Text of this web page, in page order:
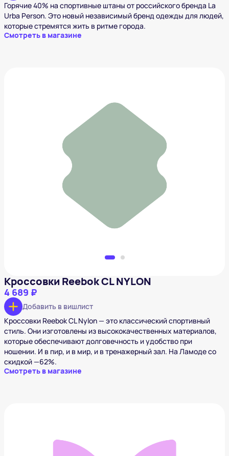
Горячие 40% на спортивные штаны от российского бренда La
Urba Person. Это новый независимый бренд одежды для людей,
которые стремятся жить в ритме города.
Смотреть в магазине
Кроссовки Reebok CL NYLON
Кроссовки Reebok CL NYLON
4 689 ₽
Добавить в вишлист
Кроссовки Reebok CL Nylon — это классический спортивный
стиль. Они изготовлены из высококачественных материалов,
которые обеспечивают долговечность и удобство при
ношении. И в пир, и в мир, и в тренажерный зал. На Ламоде со
скидкой —62%.
Смотреть в магазине